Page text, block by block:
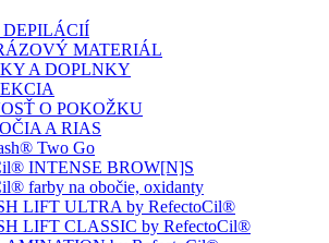
MATERIÁL
A DOPLNKY
O POKOŽKU
A RIAS
Two Go
INTENSE BROW[N]S
farby na obočie, oxidanty
LIFT ULTRA by RefectoCil®
LIFT CLASSIC by RefectoCil®